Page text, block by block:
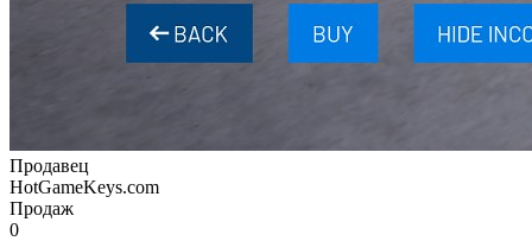
Продавец
HotGameKeys.com
Продаж
0